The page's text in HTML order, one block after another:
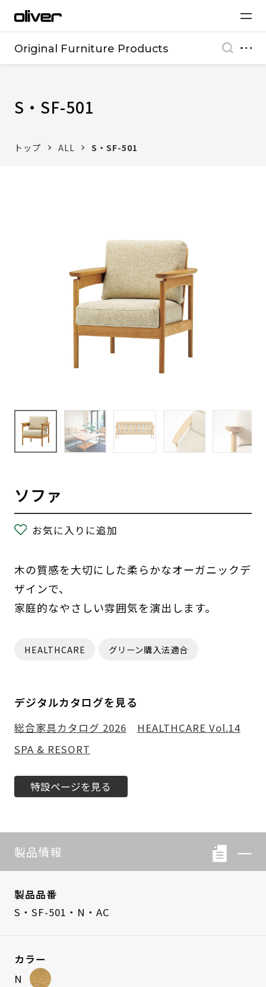
Original Furniture Products
S・SF-501
トップ ALL S・SF-501
ソファ
お気に入りに追加
木の質感を大切にした柔らかなオーガニックデ
ザインで、
家庭的なやさしい雰囲気を演出します。
HEALTHCARE グリーン購入法適合
デジタルカタログを見る
総合家具カタログ 2026
HEALTHCARE Vol.14
SPA & RESORT
特設ページを見る
製品情報
製品品番
S・SF-501・N・AC
カラー
N